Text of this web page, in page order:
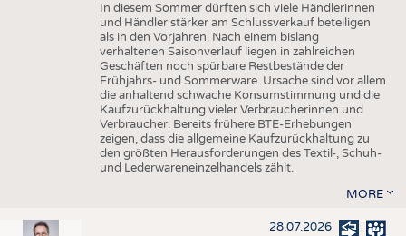
In diesem Sommer dürften sich viele Händlerinnen
und Händler stärker am Schlussverkauf beteiligen
als in den Vorjahren. Nach einem bislang
verhaltenen Saisonverlauf liegen in zahlreichen
Geschäften noch spürbare Restbestände der
Frühjahrs- und Sommerware. Ursache sind vor allem
die anhaltend schwache Konsumstimmung und die
Kaufzurückhaltung vieler Verbraucherinnen und
Verbraucher. Bereits frühere BTE-Erhebungen
zeigen, dass die allgemeine Kaufzurückhaltung zu
den größten Herausforderungen des Textil-, Schuh-
und Lederwareneinzelhandels zählt.
MORE
28.07.2026